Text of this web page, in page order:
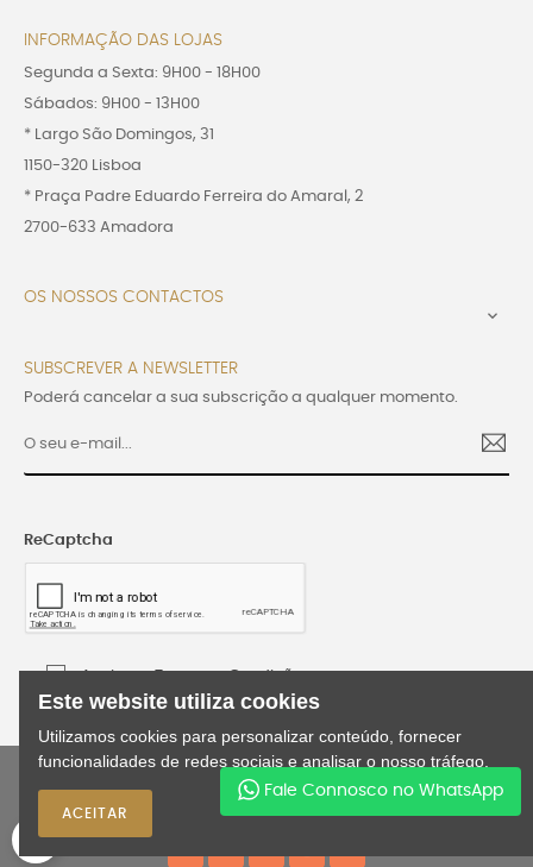
INFORMAÇÃO DAS LOJAS
Segunda a Sexta: 9H00 - 18H00
Sábados: 9H00 - 13H00
* Largo São Domingos, 31
1150-320 Lisboa
* Praça Padre Eduardo Ferreira do Amaral, 2
2700-633 Amadora
OS NOSSOS CONTACTOS

SUBSCREVER A NEWSLETTER
Poderá cancelar a sua subscrição a qualquer momento.
ReCaptcha
Aceito os Termos e Condições
©2024 Lusijoia | Todos os direitos reservados |
Desenvolvido por
Este website utiliza cookies
Utilizamos cookies para personalizar conteúdo, fornecer
funcionalidades de redes sociais e analisar o nosso tráfego.
ACEITAR
Fale Connosco no WhatsApp